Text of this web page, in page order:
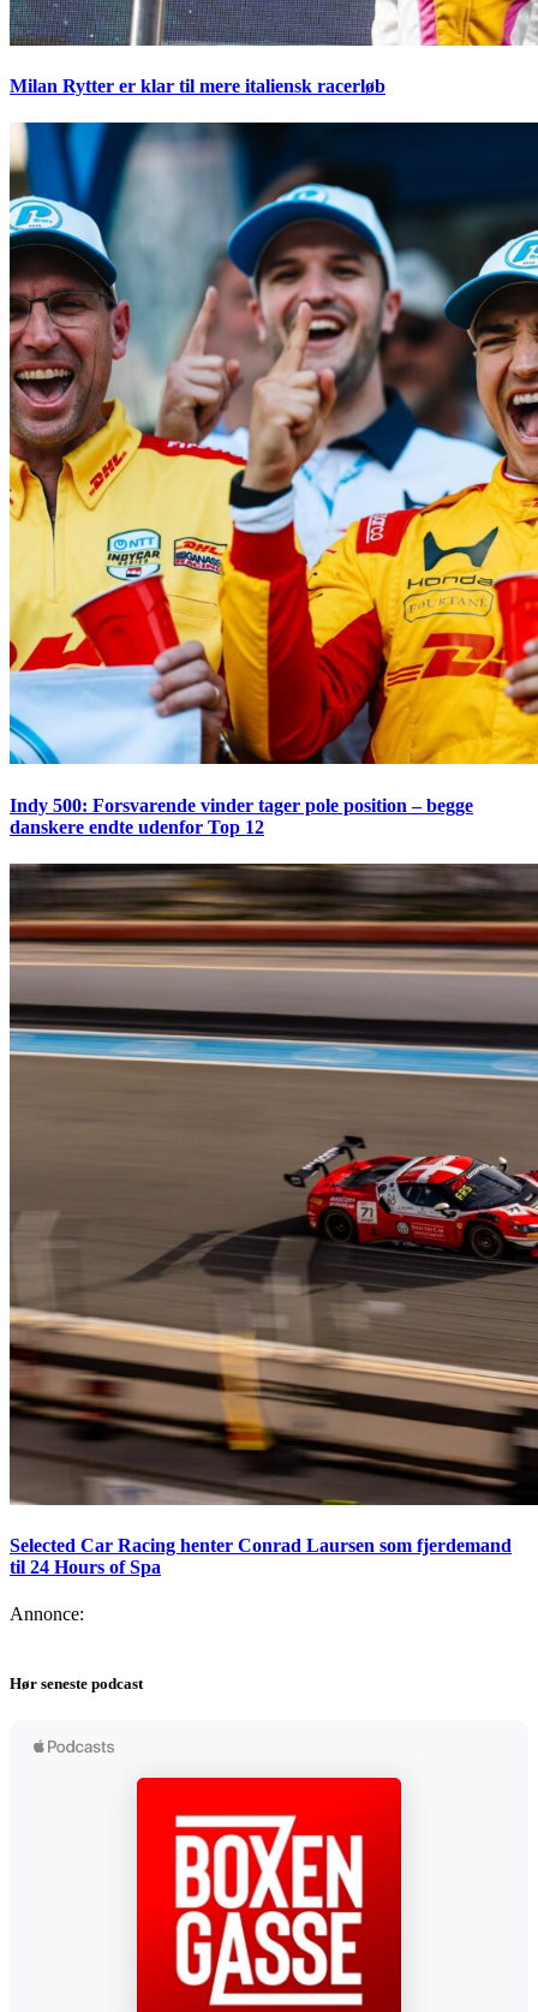
Milan Rytter er klar til mere italiensk racerløb
Indy 500: Forsvarende vinder tager pole position – begge
danskere endte udenfor Top 12
Selected Car Racing henter Conrad Laursen som fjerdemand
til 24 Hours of Spa
Annonce:
Hør seneste podcast